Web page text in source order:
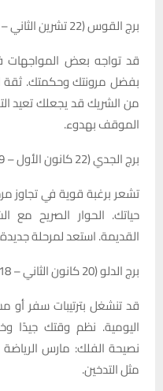
برج القوس (22 تشرين الثاني – 21 كانون الأول)
قد تواجه بعض المواجهات
بفضل مرونتك وحكمتك. ثقة
من الشريك قد يجعلك تعيد
الموقف بهدوء.
برج الجدي (22 كانون الأول – 19 كانون الثاني)
تشعر برغبة قوية في تجاوز
حياتك. الحوار الصريح مع
القديمة. استعد لمرحلة
برج الدلو (20 كانون الثاني – 18 شباط)
قد تنشغل بترتيبات سفر
اليومية. نظم وقتك جيدًا
نصيحة الفلك: مارس الرياضة
مثل التدخين.